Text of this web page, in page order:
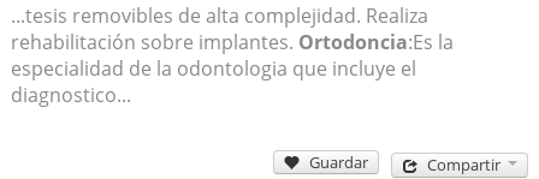
...tesis removibles de alta complejidad. Realiza
rehabilitación sobre implantes. Ortodoncia:Es la
especialidad de la odontologia que incluye el
diagnostico...
Guardar Compartir